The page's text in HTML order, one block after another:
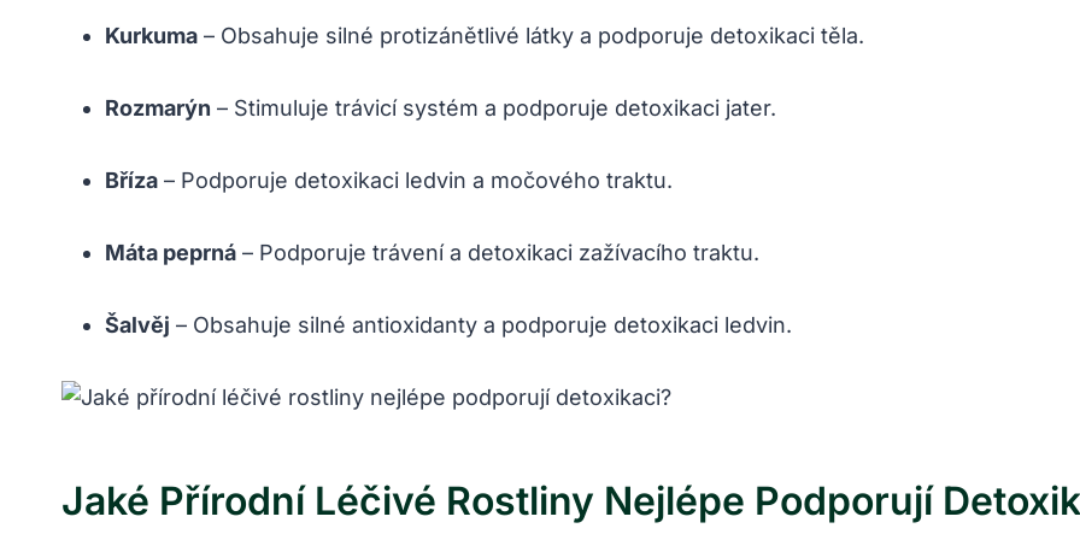
Kurkuma – Obsahuje silné protizánětlivé látky a podporuje detoxikaci těla.
Rozmarýn – Stimuluje trávicí systém a podporuje detoxikaci jater.
Bříza – Podporuje detoxikaci ledvin a močového traktu.
Máta peprná – Podporuje trávení a detoxikaci zažívacího traktu.
Šalvěj – Obsahuje silné antioxidanty a podporuje detoxikaci ledvin.
Jaké Přírodní Léčivé Rostliny Nejlépe Podporují